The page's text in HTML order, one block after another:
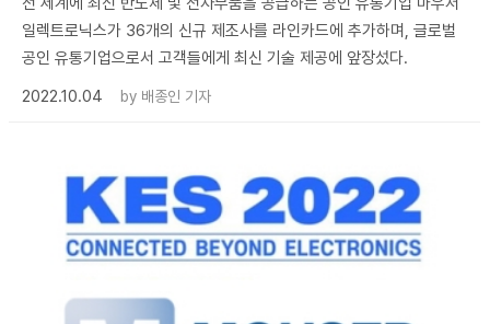
일렉트로닉스가 36개의 신규 제조사를 라인카드에 추가하며, 글로벌
공인 유통기업으로서 고객들에게 최신 기술 제공에 앞장섰다.
2022.10.04
by 배종인 기자